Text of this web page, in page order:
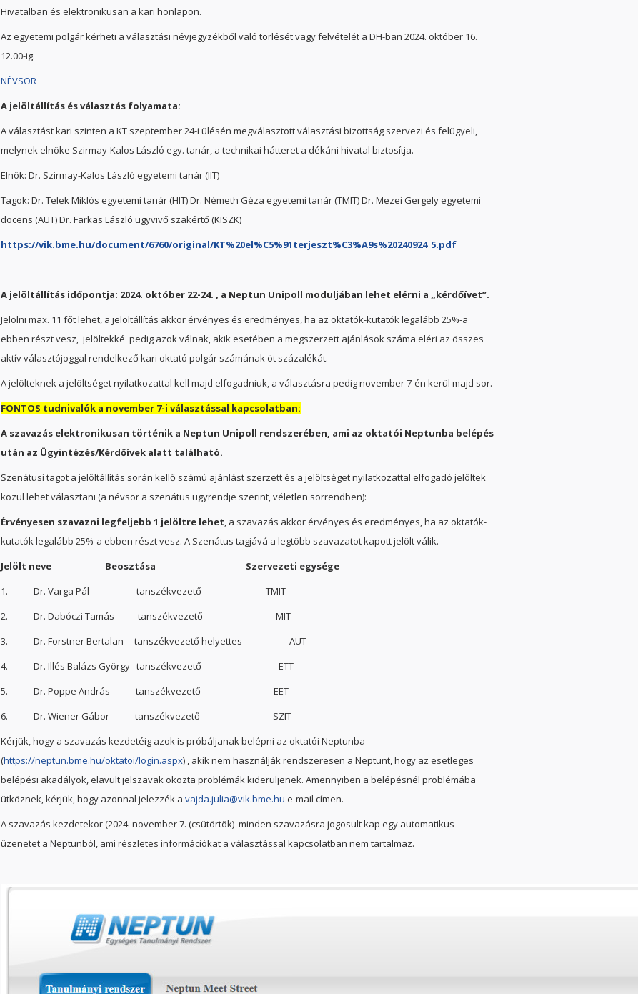
Hivatalban és elektronikusan a kari honlapon.
Az egyetemi polgár kérheti a választási névjegyzékből való törlését vagy felvételét a DH-ban 2024. október 16.
12.00-ig.
NÉVSOR
A jelöltállítás és választás folyamata:
A választást kari szinten a KT szeptember 24-i ülésén megválasztott választási bizottság szervezi és felügyeli,
melynek elnöke Szirmay-Kalos László egy. tanár, a technikai hátteret a dékáni hivatal biztosítja.
Elnök: Dr. Szirmay-Kalos László egyetemi tanár (IIT)
Tagok: Dr. Telek Miklós egyetemi tanár (HIT) Dr. Németh Géza egyetemi tanár (TMIT) Dr. Mezei Gergely egyetemi
docens (AUT) Dr. Farkas László ügyvivő szakértő (KISZK)
https://vik.bme.hu/document/6760/original/KT%20el%C5%91terjeszt%C3%A9s%20240924_5.pdf
A jelöltállítás időpontja: 2024. október 22-24. , a Neptun Unipoll moduljában lehet elérni a „kérdőívet”.
Jelölni max. 11 főt lehet, a jelöltállítás akkor érvényes és eredményes, ha az oktatók-kutatók legalább 25%-a
ebben részt vesz, jelöltekké pedig azok válnak, akik esetében a megszerzett ajánlások száma eléri az összes
aktív választójoggal rendelkező kari oktató polgár számának öt százalékát.
A jelölteknek a jelöltséget nyilatkozattal kell majd elfogadniuk, a választásra pedig november 7-én kerül majd sor.
FONTOS tudnivalók a november 7-i választással kapcsolatban:
A szavazás elektronikusan történik a Neptun Unipoll rendszerében, ami az oktatói Neptunba belépés
után az Ügyintézés/Kérdőívek alatt található.
Szenátusi tagot a jelöltállítás során kellő számú ajánlást szerzett és a jelöltséget nyilatkozattal elfogadó jelöltek
közül lehet választani (a névsor a szenátus ügyrendje szerint, véletlen sorrendben):
Érvényesen szavazni legfeljebb 1 jelöltre lehet, a szavazás akkor érvényes és eredményes, ha az oktatók-
kutatók legalább 25%-a ebben részt vesz. A Szenátus tagjává a legtöbb szavazatot kapott jelölt válik.
Jelölt neve
Beosztása
Szervezeti egysége
1. Dr. Varga Pál tanszékvezető TMIT
2. Dr. Dabóczi Tamás tanszékvezető MIT
3. Dr. Forstner Bertalan tanszékvezető helyettes AUT
4. Dr. Illés Balázs György tanszékvezető ETT
5. Dr. Poppe András tanszékvezető EET
6. Dr. Wiener Gábor tanszékvezető SZIT
Kérjük, hogy a szavazás kezdetéig azok is próbáljanak belépni az oktatói Neptunba
(https://neptun.bme.hu/oktatoi/login.aspx) , akik nem használják rendszeresen a Neptunt, hogy az esetleges
belépési akadályok, elavult jelszavak okozta problémák kiderüljenek. Amennyiben a belépésnél problémába
ütköznek, kérjük, hogy azonnal jelezzék a vajda.julia@vik.bme.hu e-mail címen.
A szavazás kezdetekor (2024. november 7. (csütörtök) minden szavazásra jogosult kap egy automatikus
üzenetet a Neptunból, ami részletes információkat a választással kapcsolatban nem tartalmaz.